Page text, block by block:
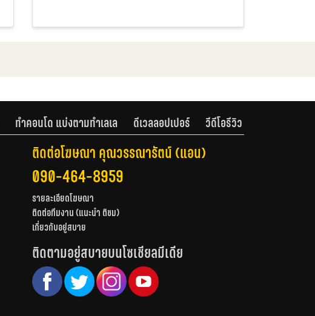
ทำคอนโด แบ่งตามทำเลเล ดีเวลลอปเปอร์ วีดีโอรีวิว
ติดต่อโฆษณา คุณวรรณารัตน์ (แอน)
090-464-8959
รายละเอียดโฆษณา
ติดต่อทีมงาน (แนะนำ ติชม)
เกี่ยวกับอยู่สบาย
ติดตามอยู่สบายบนโซเชียลมีเดีย